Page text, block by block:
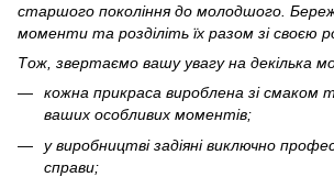
старшого покоління до молодшого.
моменти та розділіть їх разом зі своєю
Тож, звертаємо вашу увагу на декілька
кожна прикраса вироблена зі смаком
ваших особливих моментів;
у виробництві задіяні виключно
справи;